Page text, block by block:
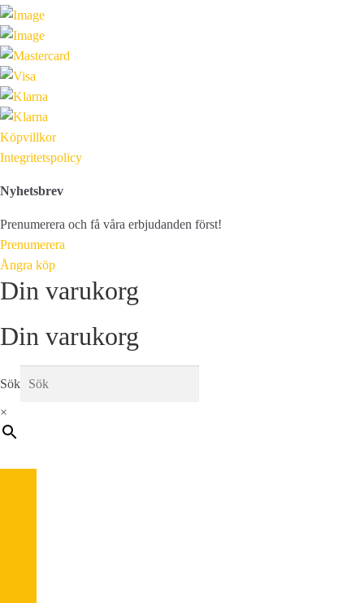
Köpvillkor
Integritetspolicy
Nyhetsbrev
Prenumerera och få våra erbjudanden först!
Prenumerera
Ångra köp
Din varukorg
Din varukorg
Sök
×